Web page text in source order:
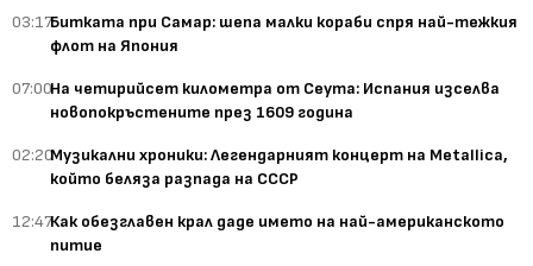
03:17Битката при Самар: шепа малки кораби спря най-тежкия
флот на Япония
07:00На четирийсет километра от Сеута: Испания изселва
новопокръстените през 1609 година
02:20Музикални хроники: Легендарният концерт на Metallica,
който беляза разпада на СССР
12:47Как обезглавен крал даде името на най-американското
питие